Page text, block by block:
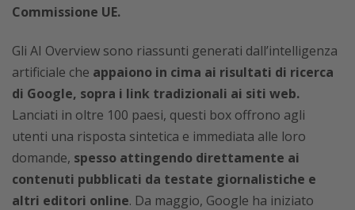
Commissione UE.
Gli AI Overview sono riassunti generati dall’intelligenza
artificiale che appaiono in cima ai risultati di ricerca
di Google, sopra i link tradizionali ai siti web.
Lanciati in oltre 100 paesi, questi box offrono agli
utenti una risposta sintetica e immediata alle loro
domande, spesso attingendo direttamente ai
contenuti pubblicati da testate giornalistiche e
altri editori online. Da maggio, Google ha iniziato